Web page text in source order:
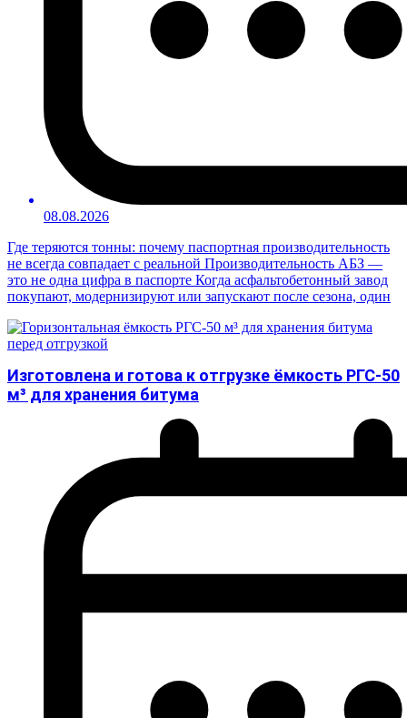
08.08.2026
Где теряются тонны: почему паспортная производительность
не всегда совпадает с реальной Производительность АБЗ —
это не одна цифра в паспорте Когда асфальтобетонный завод
покупают, модернизируют или запускают после сезона, один
Изготовлена и готова к отгрузке ёмкость РГС-50
м³ для хранения битума